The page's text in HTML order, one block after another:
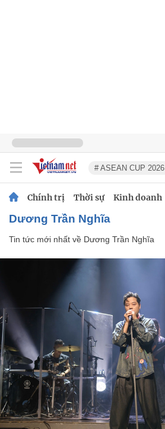
# ASEAN CUP 2026
Chính trị Thời sự Kinh doanh
Dương Trần Nghĩa
Tin tức mới nhất về Dương Trần Nghĩa